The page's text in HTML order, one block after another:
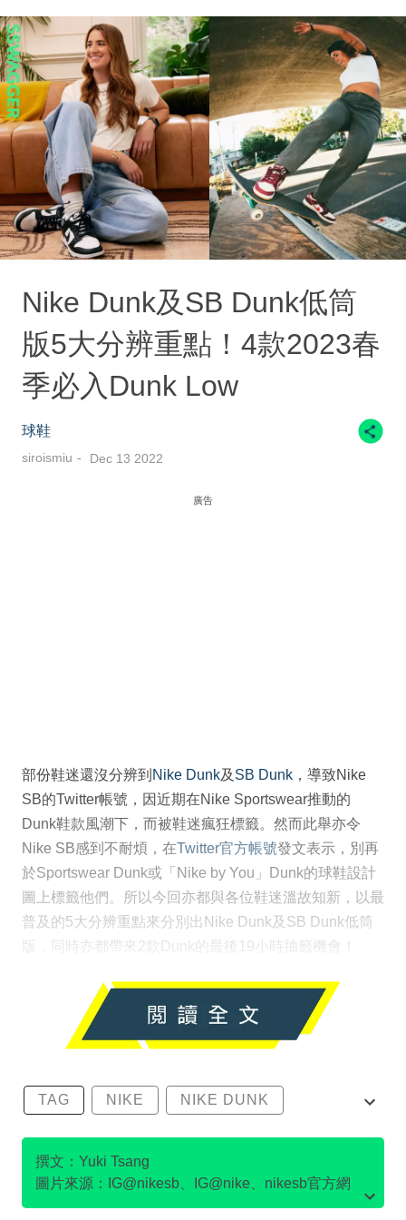
Nike Dunk及SB Dunk低筒
版5大分辨重點！4款2023春
季必入Dunk Low
球鞋
siroismiu Dec 13 2022
廣告
部份鞋迷還沒分辨到 Nike Dunk及 SB Dunk ，導致Nike
SB的Twitter帳號，因近期在Nike Sportswear推動的
Dunk鞋款風潮下，而被鞋迷瘋狂標籤。然而此舉亦令
Nike SB感到不耐煩，在Twitter官方帳號發文表示，別再
於Sportswear Dunk或「Nike by You」Dunk的球鞋設計
圖上標籤他們。所以今回亦都與各位鞋迷溫故知新，以最
普及的5大分辨重點來分別出Nike Dunk及SB Dunk低筒
版，同時亦都帶來2款Dunk的最後19小時抽籤機會！
TAG NIKE NIKE DUNK
SB DUNK
撰文：Yuki Tsang
圖片來源：IG@nikesb、IG@nike、nikesb官方網
站、Twitter@nikesb截圖、nike官方網站、